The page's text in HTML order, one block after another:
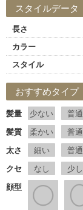
スタイルデータ
長さ
カラー
スタイル
おすすめタイプ
髪量 少ない 普通
髪質
柔かい 普通
太さ
細い 普通
クセ
なし 少し
顔型